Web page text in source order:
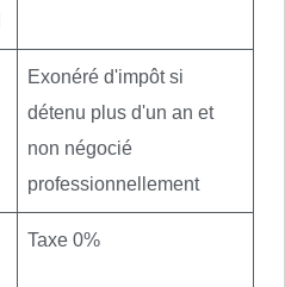
Exonéré d'impôt si
détenu plus d'un an et
non négocié
professionnellement
Taxe 0%